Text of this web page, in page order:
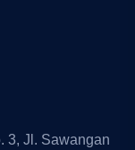
3, Jl. Sawangan